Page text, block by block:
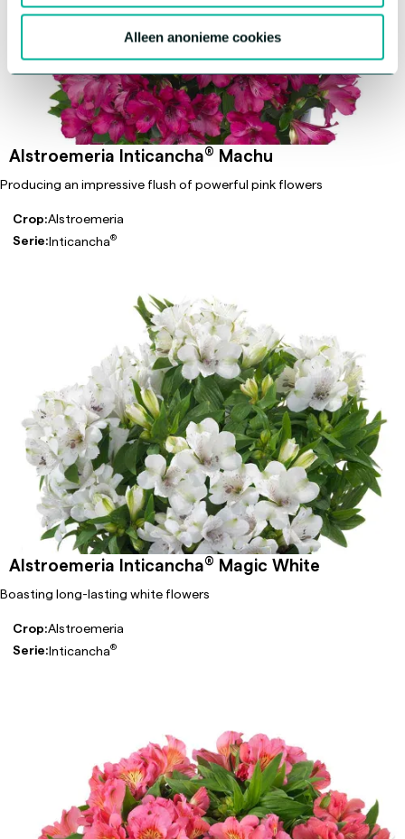
Alleen anonieme cookies
Alstroemeria Inticancha® Machu
Producing an impressive flush of powerful pink flowers
Crop:Alstroemeria
Serie:Inticancha®
Alstroemeria Inticancha® Magic White
Boasting long-lasting white flowers
Crop:Alstroemeria
Serie:Inticancha®